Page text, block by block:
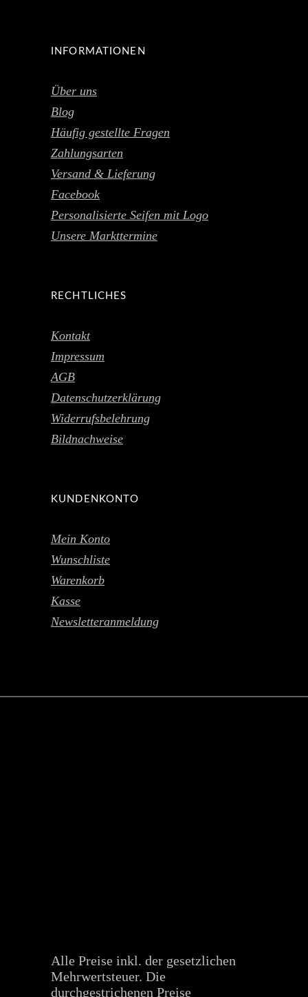
INFORMATIONEN
Über uns
Blog
Häufig gestellte Fragen
Zahlungsarten
Versand & Lieferung
Facebook
Personalisierte Seifen mit Logo
Unsere Markttermine
RECHTLICHES
Kontakt
Impressum
AGB
Datenschutzerklärung
Widerrufsbelehrung
Bildnachweise
KUNDENKONTO
Mein Konto
Wunschliste
Warenkorb
Kasse
Newsletteranmeldung
Alle Preise inkl. der gesetzlichen
Mehrwertsteuer. Die
durchgestrichenen Preise